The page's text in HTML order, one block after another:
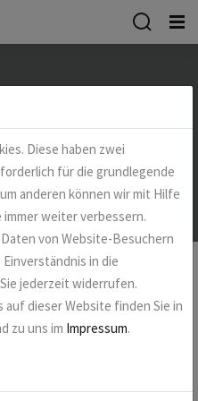
Oberschule
Termine
Oberschule
wir Ihre Fragen zu
(m/w/d) und
Diese haben zwei
für die grundlegende
anderen können wir mit Hilfe
weiter verbessern.
von Website-Besuchern
in die
jederzeit widerrufen.
dieser Website finden Sie in
zu uns im Impressum.